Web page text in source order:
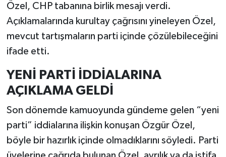
Özel, CHP tabanına birlik mesajı verdi.
Açıklamalarında kurultay çağrısını yineleyen Özel,
mevcut tartışmaların parti içinde çözülebileceğini
ifade etti.
YENİ PARTİ İDDİALARINA
AÇIKLAMA GELDİ
Son dönemde kamuoyunda gündeme gelen “yeni
parti” iddialarına ilişkin konuşan Özgür Özel,
böyle bir hazırlık içinde olmadıklarını söyledi. Parti